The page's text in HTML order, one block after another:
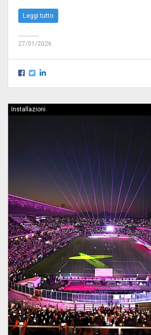
Leggi tutto
27/01/2026
Installazioni